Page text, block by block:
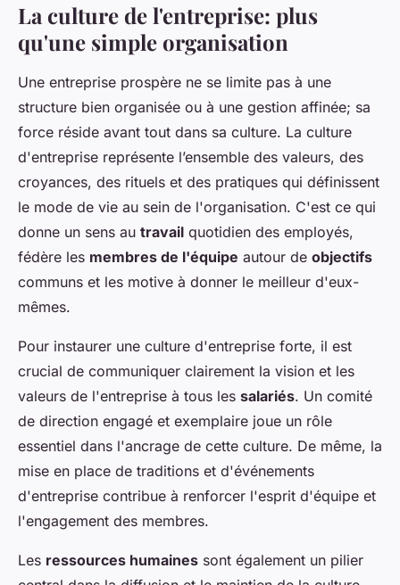
La culture de l'entreprise: plus
qu'une simple organisation
Une entreprise prospère ne se limite pas à une
structure bien organisée ou à une gestion affinée; sa
force réside avant tout dans sa culture. La culture
d'entreprise représente l’ensemble des valeurs, des
croyances, des rituels et des pratiques qui définissent
le mode de vie au sein de l'organisation. C'est ce qui
donne un sens au travail quotidien des employés,
fédère les membres de l'équipe autour de objectifs
communs et les motive à donner le meilleur d'eux-
mêmes.
Pour instaurer une culture d'entreprise forte, il est
crucial de communiquer clairement la vision et les
valeurs de l'entreprise à tous les salariés. Un comité
de direction engagé et exemplaire joue un rôle
essentiel dans l'ancrage de cette culture. De même, la
mise en place de traditions et d'événements
d'entreprise contribue à renforcer l'esprit d'équipe et
l'engagement des membres.
Les ressources humaines sont également un pilier